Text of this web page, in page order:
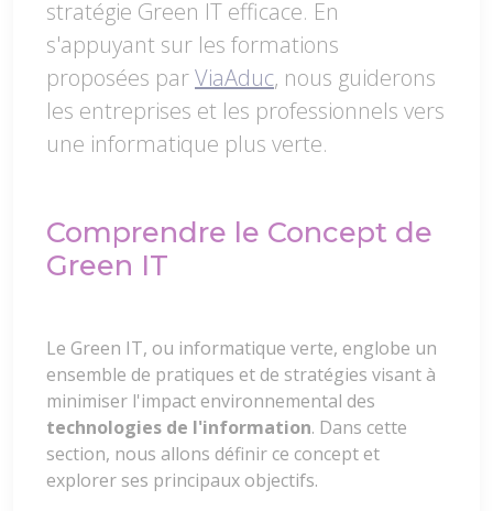
stratégie Green IT efficace. En
s'appuyant sur les formations
proposées parViaAduc, nous guiderons
les entreprises et les professionnels vers
une informatique plus verte.
Comprendre le Concept de
Green IT
Le Green IT, ou informatique verte, englobe un
ensemble de pratiques et de stratégies visant à
minimiser l'impact environnemental des
technologies de l'information. Dans cette
section, nous allons définir ce concept et
explorer ses principaux objectifs.